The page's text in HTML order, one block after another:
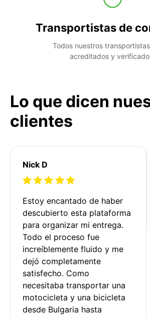
Transportistas de
Todos nuestros
acreditados y
Lo que dicen
clientes
Nick D
Estoy encantado de haber
descubierto esta plataforma
para organizar mi entrega.
Todo el proceso fue
increíblemente fluido y me
dejó completamente
satisfecho. Como
necesitaba transportar una
motocicleta y una bicicleta
desde Bulgaria hasta